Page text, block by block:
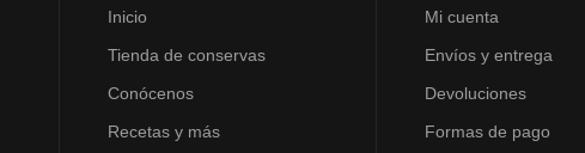
Inicio
Tienda de conservas
Conócenos
Recetas y más
Mi cuenta
Envíos y entrega
Devoluciones
Formas de pago